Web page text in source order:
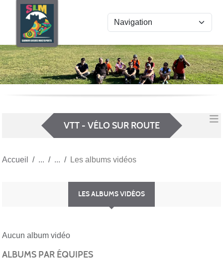
VTT - VÉLO SUR ROUTE
Accueil Les albums vidéos
LES ALBUMS VIDÉOS
Aucun album vidéo
ALBUMS PAR ÉQUIPES
Panneau de gestion des cookies